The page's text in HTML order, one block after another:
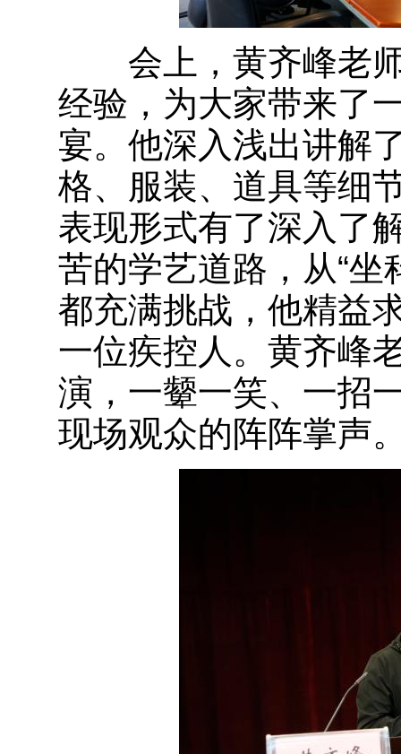
会上，黄齐峰老师
经验，为大家带来了
宴。他深入浅出讲解
格、服装、道具等细
表现形式有了深入了
苦的学艺道路，从“坐
都充满挑战，他精益
一位疾控人。黄齐峰
演，一颦一笑、一招
现场观众的阵阵掌声